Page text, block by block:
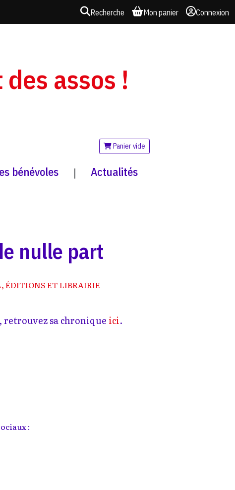
Recherche Mon panier Connexion
assos !
Panier vide
bénévoles | Actualités
nulle part
ÉDITIONS ET LIBRAIRIE
, retrouvez sa chronique ici.
: